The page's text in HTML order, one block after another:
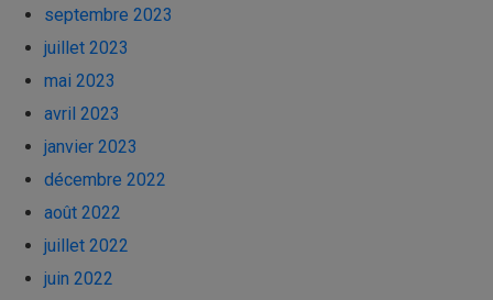
septembre 2023
juillet 2023
mai 2023
avril 2023
janvier 2023
décembre 2022
août 2022
juillet 2022
juin 2022